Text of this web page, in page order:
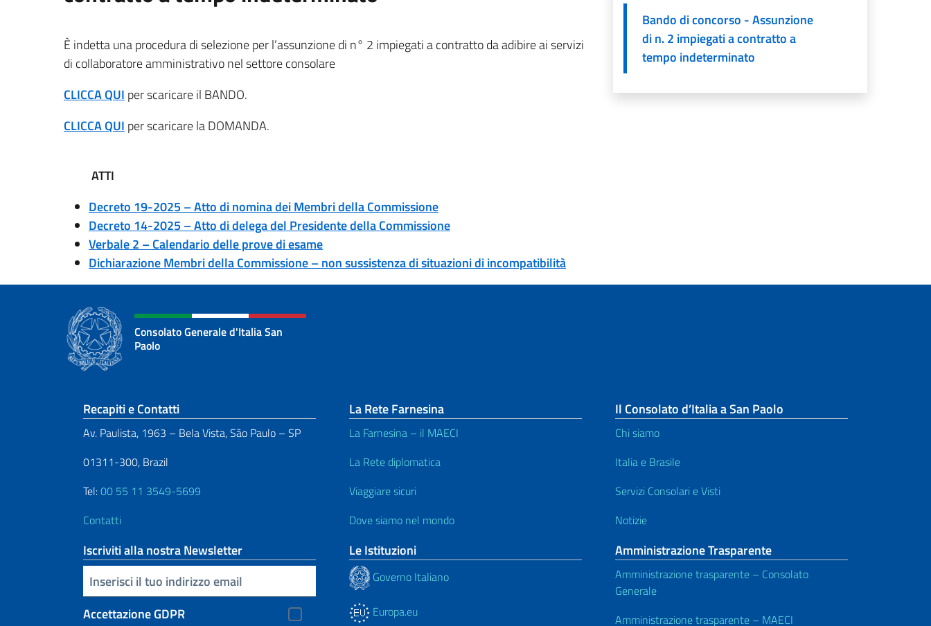
È indetta una procedura di selezione per l’assunzione di n° 2 impiegati a contratto da adibire ai servizi
di collaboratore amministrativo nel settore consolare
CLICCA QUI per scaricare il BANDO.
CLICCA QUI per scaricare la DOMANDA.
ATTI
Decreto 19-2025 – Atto di nomina dei Membri della Commissione
Decreto 14-2025 – Atto di delega del Presidente della Commissione
Verbale 2 – Calendario delle prove di esame
Dichiarazione Membri della Commissione – non sussistenza di situazioni di incompatibilità
Bando di concorso - Assunzione
di n. 2 impiegati a contratto a
tempo indeterminato
Consolato Generale d'Italia San
Paolo
Sezione footer
Recapiti e Contatti
Av. Paulista, 1963 – Bela Vista, São Paulo – SP
01311-300, Brazil
Tel:00 55 11 3549-5699
Contatti
Iscriviti alla nostra Newsletter
Inserisci la tua email
Accettazione GDPR
La Rete Farnesina
La Farnesina – il MAECI
La Rete diplomatica
Viaggiare sicuri
Dove siamo nel mondo
Le Istituzioni
Governo Italiano
Europa.eu
Il Consolato d’Italia a San Paolo
Chi siamo
Italia e Brasile
Servizi Consolari e Visti
Notizie
Amministrazione Trasparente
Amministrazione trasparente – Consolato
Generale
Amministrazione trasparente – MAECI